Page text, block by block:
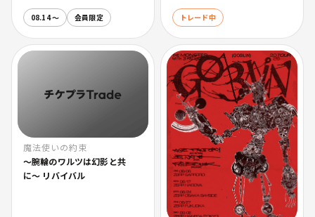
08.14 〜 会員限定 トレード中
魔法使いの約束
〜腕輪のワルツは幻影と共
に〜 リバイバル